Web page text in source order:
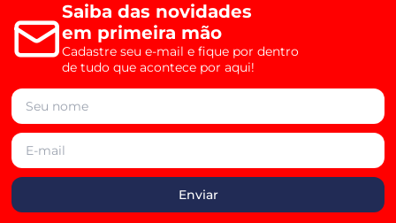
Saiba das novidades
em primeira mão
Cadastre seu e-mail e fique por dentro
de tudo que acontece por aqui!